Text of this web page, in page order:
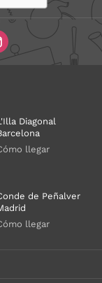
Diagonal
llegar
de Peñalver
llegar